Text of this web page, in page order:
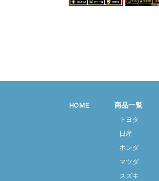
HOME 商品一覧
トヨタ
日産
ホンダ
マツダ
スズキ